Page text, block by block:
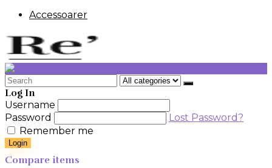
Accessoarer
Search
for:
Log In
Username
Password
Lost Password?
Remember me
Login
Compare items